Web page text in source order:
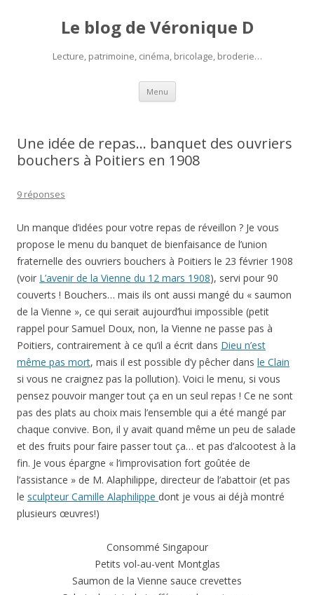
Le blog de Véronique D
Lecture, patrimoine, cinéma, bricolage, broderie…
Menu Aller
contenu
Une idée de repas… banquet des ouvriers
bouchers à Poitiers en 1908
9 réponses
Un manque d’idées pour votre repas de réveillon ? Je vous
propose le menu du banquet de bienfaisance de l’union
fraternelle des ouvriers bouchers à Poitiers le 23 février 1908
(voir L’avenir de la Vienne du 12 mars 1908), servi pour 90
couverts ! Bouchers… mais ils ont aussi mangé du « saumon
de la Vienne », ce qui serait aujourd’hui impossible (petit
rappel pour Samuel Doux, non, la Vienne ne passe pas à
Poitiers, contrairement à ce qu’il a écrit dans Dieu n’est
même pas mort, mais il est possible d’y pêcher dans le Clain
si vous ne craignez pas la pollution). Voici le menu, si vous
pensez pouvoir manger tout ça en un seul repas ! Ce ne sont
pas des plats au choix mais l’ensemble qui a été mangé par
chaque convive. Bon, il y avait quand même un peu de salade
et des fruits pour faire passer tout ça… et pas d’alcootest à la
fin. Je vous épargne « l’improvisation fort goûtée de
l’assistance » de M. Alaphilippe, directeur de l’abattoir (et pas
le sculpteur Camille Alaphilippe dont je vous ai déjà montré
plusieurs œuvres!)
Consommé Singapour
Petits vol-au-vent Montglas
Saumon de la Vienne sauce crevettes